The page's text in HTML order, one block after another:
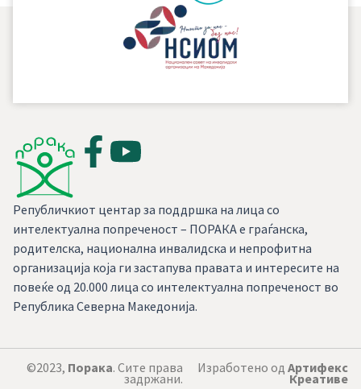
Републичкиот центар за поддршка на лица со
интелектуална попреченост – ПОРАКА е граѓанска,
родителска, национална инвалидска и непрофитна
организација која ги застапува правата и интересите на
повеќе од 20.000 лица со интелектуална попреченост во
Република Северна Македонија.
©2023, Порака. Сите права
задржани.
Изработено од Артифекс
Креативе